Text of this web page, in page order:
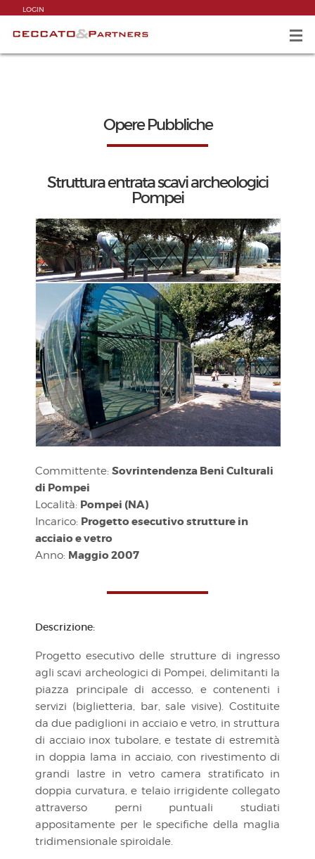
LOGIN
Opere Pubbliche
Struttura entrata scavi archeologici
Pompei
Committente: Sovrintendenza Beni Culturali
di Pompei
Località: Pompei (NA)
Incarico: Progetto esecutivo strutture in
acciaio e vetro
Anno: Maggio 2007
Descrizione:
Progetto esecutivo delle strutture di ingresso
agli scavi archeologici di Pompei, delimitanti la
piazza principale di accesso, e contenenti i
servizi (biglietteria, bar, sale visive). Costituite
da due padiglioni in acciaio e vetro, in struttura
di acciaio inox tubolare, e testate di estremità
in doppia lama in acciaio, con rivestimento di
grandi lastre in vetro camera stratificato in
doppia curvatura, e telaio irrigidente collegato
attraverso perni puntuali studiati
appositamente per le specifiche della maglia
tridimensionale spiroidale.